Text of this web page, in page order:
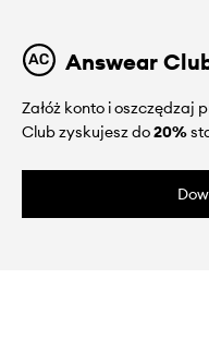
Answear
Załóż konto i oszczędzaj
Club zyskujesz do20%